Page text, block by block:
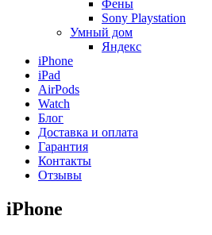
Фены
Sony Playstation
Умный дом
Яндекс
iPhone
iPad
AirPods
Watch
Блог
Доставка и оплата
Гарантия
Контакты
Отзывы
iPhone